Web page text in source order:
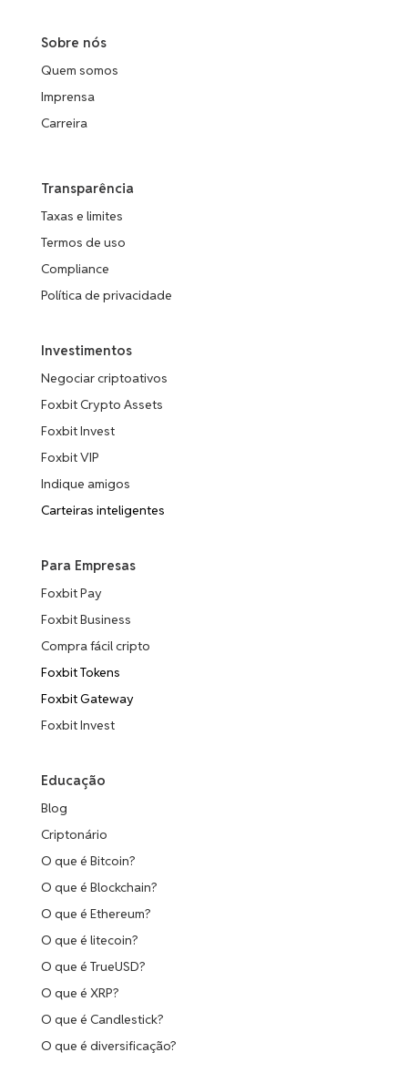
Sobre nós
Quem somos
Imprensa
Carreira
Transparência
Taxas e limites
Termos de uso
Compliance
Política de privacidade
Investimentos
Negociar criptoativos
Foxbit Crypto Assets
Foxbit Invest
Foxbit VIP
Indique amigos
Carteiras inteligentes
Para Empresas
Foxbit Pay
Foxbit Business
Compra fácil cripto
Foxbit Tokens
Foxbit Gateway
Foxbit Invest
Educação
Blog
Criptonário
O que é Bitcoin?
O que é Blockchain?
O que é Ethereum?
O que é litecoin?
O que é TrueUSD?
O que é XRP?
O que é Candlestick?
O que é diversificação?